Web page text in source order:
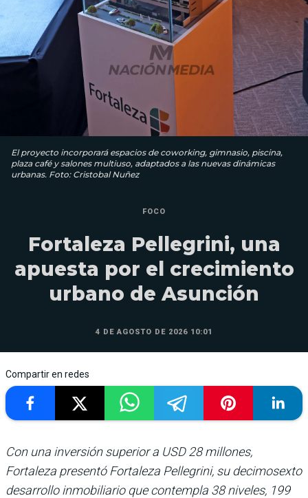
El proyecto incorporará espacios de coworking, gimnasio, piscina,
plaza café y salones multiuso, adaptados a las nuevas dinámicas
urbanas. Foto: Cristobal Nuñez
FOCO
Fortaleza Pellegrini, una
apuesta por el crecimiento
urbano de Asunción
4 DE AGOSTO DE 2026 10:01
Compartir en redes
Con una inversión superior a USD 28 millones,
Fortaleza presentó Fortaleza Pellegrini, su decimosexto
desarrollo inmobiliario que contempla 38 niveles, 199